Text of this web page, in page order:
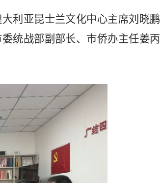
利亚昆士兰文化中心主席刘晓鹏
统战部副部长、市侨办主任姜丙